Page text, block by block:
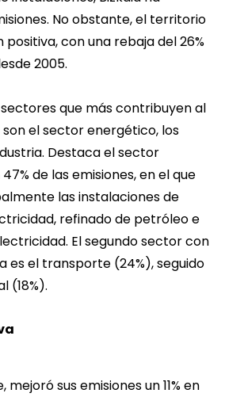
No obstante, el territorio
positiva, con una rebaja del 26%
2005.
sectores que más contribuyen al
el sector energético, los
Destaca el sector
de las emisiones, en el que
las instalaciones de
refinado de petróleo e
El segundo sector con
es el transporte (24%), seguido
(18%).
sus emisiones un 11% en